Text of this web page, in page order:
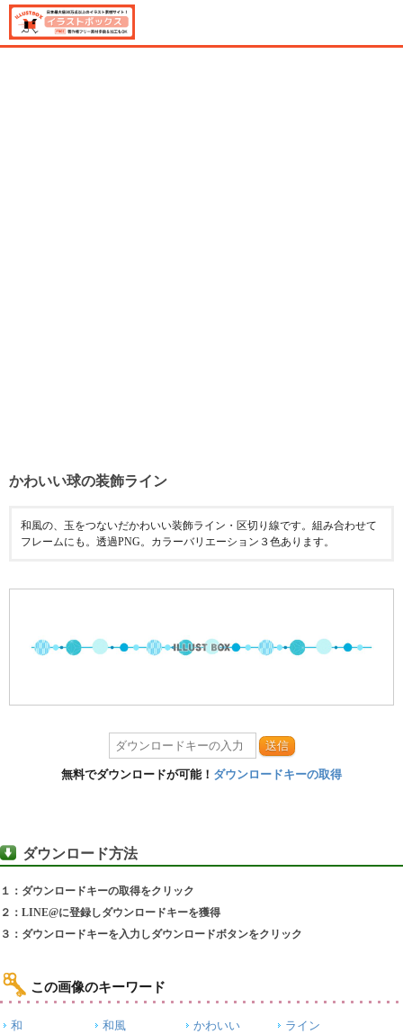
かわいい球の装飾ライン
和風の、玉をつないだかわいい装飾ライン・区切り線です。組み合わせて
フレームにも。透過PNG。カラーバリエーション３色あります。
送信
無料でダウンロードが可能！ ダウンロードキーの取得
ダウンロード方法
１：ダウンロードキーの取得をクリック
２：LINE@に登録しダウンロードキーを獲得
３：ダウンロードキーを入力しダウンロードボタンをクリック
この画像のキーワード
和 和風 かわいい
ライン